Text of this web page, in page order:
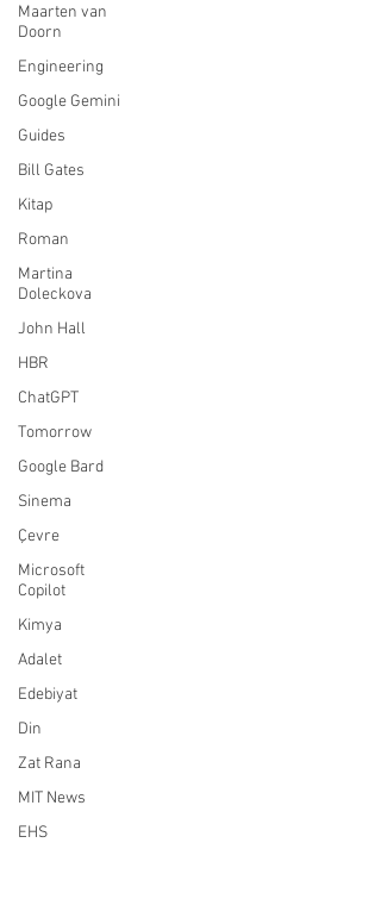
Maarten van
Doorn
Engineering
Google Gemini
Guides
Bill Gates
Kitap
Roman
Martina
Doleckova
John Hall
HBR
ChatGPT
Tomorrow
Google Bard
Sinema
Çevre
Microsoft
Copilot
Kimya
Adalet
Edebiyat
Din
Zat Rana
MIT News
EHS